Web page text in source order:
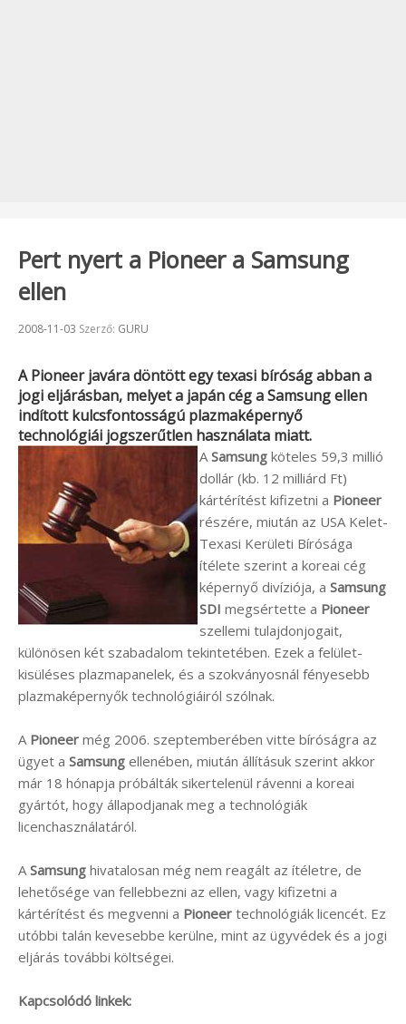
Pert nyert a Pioneer a Samsung
ellen
Beküldve:
2008-11-03 Szerző: GURU
APioneerjavára döntött egy texasi bíróság abban a
jogi eljárásban, melyet a japán cég aSamsungellen
indított kulcsfontosságú plazmaképernyő
technológiái jogszerűtlen használata miatt.
A Samsung köteles 59,3 millió
dollár (kb. 12 milliárd Ft)
kártérítést kifizetni a Pioneer
részére, miután az USA Kelet-
Texasi Kerületi Bírósága
ítélete szerint a koreai cég
képernyő divíziója, a Samsung
SDI megsértette a Pioneer
szellemi tulajdonjogait,
különösen két szabadalom tekintetében. Ezek a felület-
kisüléses plazmapanelek, és a szokványosnál fényesebb
plazmaképernyők technológiáiról szólnak.
A Pioneer még 2006. szeptemberében vitte bíróságra az
ügyet a Samsung ellenében, miután állításuk szerint akkor
már 18 hónapja próbálták sikertelenül rávenni a koreai
gyártót, hogy állapodjanak meg a technológiák
licenchasználatáról.
A Samsung hivatalosan még nem reagált az ítéletre, de
lehetősége van fellebbezni az ellen, vagy kifizetni a
kártérítést és megvenni a Pioneer technológiák licencét. Ez
utóbbi talán kevesebbe kerülne, mint az ügyvédek és a jogi
eljárás további költségei.
Kapcsolódó linkek: